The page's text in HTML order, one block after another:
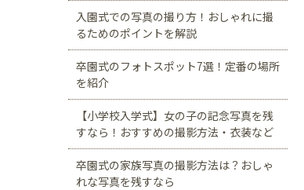
入園式での写真の撮り方！おしゃれに撮
るためのポイントを解説
卒園式のフォトスポット7選！定番の場所
を紹介
【小学校入学式】女の子の記念写真を残
すなら！おすすめの撮影方法・衣装など
卒園式の家族写真の撮影方法は？おしゃ
れな写真を残すなら